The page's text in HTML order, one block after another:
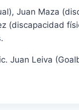
Juan Maza
(discapacidad
Juan Leiva